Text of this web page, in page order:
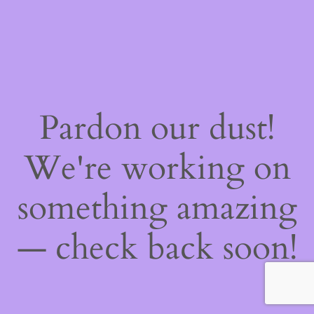
Pardon our dust!
We're working on
something amazing
— check back soon!